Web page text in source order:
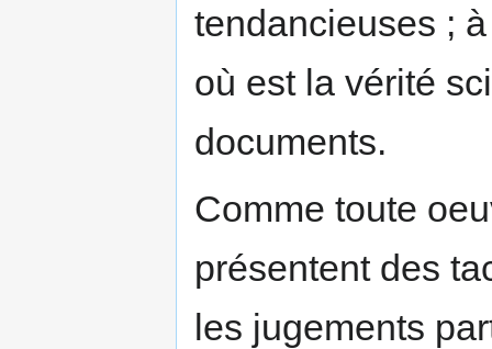
tendancieuses ;
où est la vérité
documents.
Comme toute
présentent des
les jugements